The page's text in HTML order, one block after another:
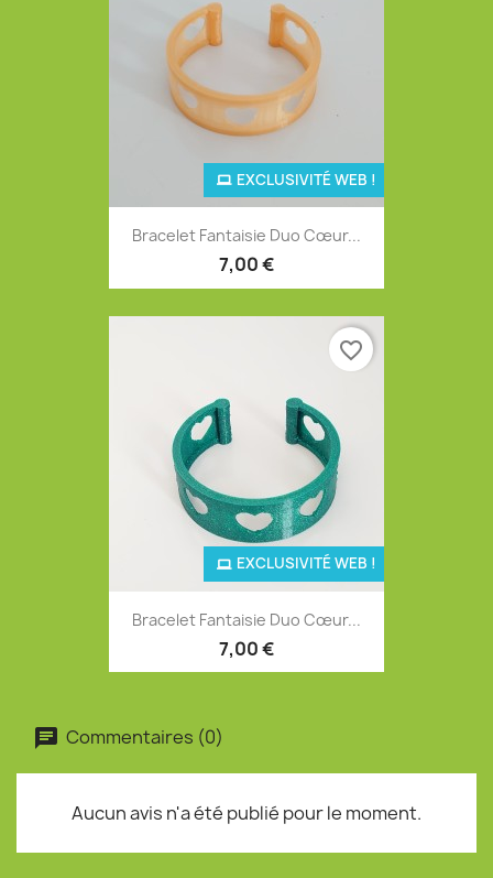
Bracelet Fantaisie Duo Cœur...
7,00 €
EXCLUSIVITÉ WEB !
Bracelet Fantaisie Duo Cœur...
7,00 €
EXCLUSIVITÉ WEB !
favorite_border
Commentaires (0)
Aucun avis n'a été publié pour le moment.